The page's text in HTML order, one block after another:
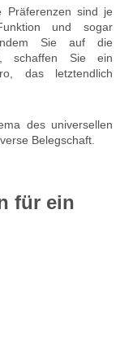
Präferenzen sind je
und sogar
Sie auf die
schaffen Sie ein
das letztendlich
des universellen
Belegschaft.
für ein